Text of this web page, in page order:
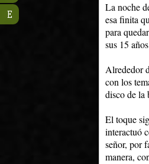
La noche
esa finita
para
sus 15
Alrededor
con los
disco de la
El toque
interactuó
señor, por
manera,
E